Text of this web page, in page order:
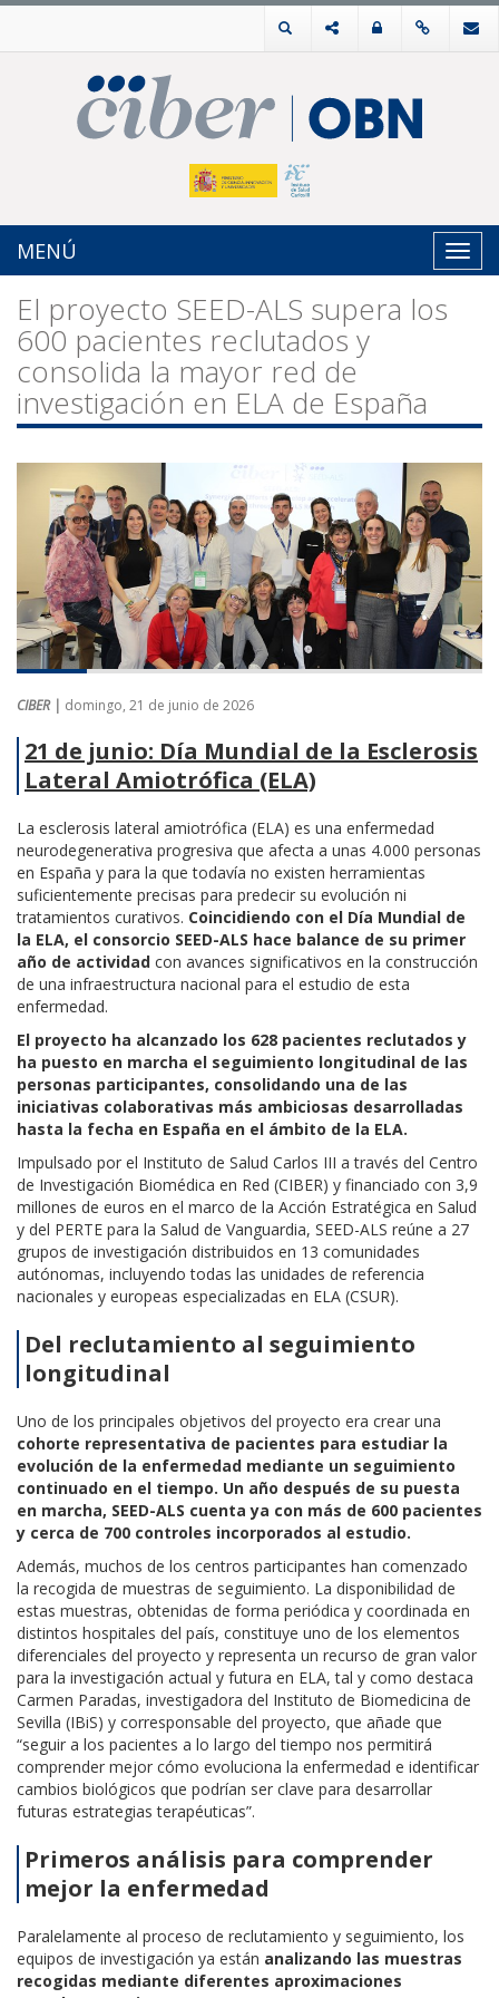
MENÚ
El proyecto SEED-ALS supera los
600 pacientes reclutados y
consolida la mayor red de
investigación en ELA de España
CIBER | domingo, 21 de junio de 2026
21 de junio: Día Mundial de la Esclerosis
Lateral Amiotrófica (ELA)
La esclerosis lateral amiotrófica (ELA) es una enfermedad
neurodegenerativa progresiva que afecta a unas 4.000 personas
en España y para la que todavía no existen herramientas
suficientemente precisas para predecir su evolución ni
tratamientos curativos. Coincidiendo con el Día Mundial de
la ELA, el consorcio SEED-ALS hace balance de su primer
año de actividad con avances significativos en la construcción
de una infraestructura nacional para el estudio de esta
enfermedad.
El proyecto ha alcanzado los 628 pacientes reclutados y
ha puesto en marcha el seguimiento longitudinal de las
personas participantes, consolidando una de las
iniciativas colaborativas más ambiciosas desarrolladas
hasta la fecha en España en el ámbito de la ELA.
Impulsado por el Instituto de Salud Carlos III a través del Centro
de Investigación Biomédica en Red (CIBER) y financiado con 3,9
millones de euros en el marco de la Acción Estratégica en Salud
y del PERTE para la Salud de Vanguardia, SEED-ALS reúne a 27
grupos de investigación distribuidos en 13 comunidades
autónomas, incluyendo todas las unidades de referencia
nacionales y europeas especializadas en ELA (CSUR).
Del reclutamiento al seguimiento
longitudinal
Uno de los principales objetivos del proyecto era crear una
cohorte representativa de pacientes para estudiar la
evolución de la enfermedad mediante un seguimiento
continuado en el tiempo. Un año después de su puesta
en marcha, SEED-ALS cuenta ya con más de 600 pacientes
y cerca de 700 controles incorporados al estudio.
Además, muchos de los centros participantes han comenzado
la recogida de muestras de seguimiento. La disponibilidad de
estas muestras, obtenidas de forma periódica y coordinada en
distintos hospitales del país, constituye uno de los elementos
diferenciales del proyecto y representa un recurso de gran valor
para la investigación actual y futura en ELA, tal y como destaca
Carmen Paradas, investigadora del Instituto de Biomedicina de
Sevilla (IBiS) y corresponsable del proyecto, que añade que
“seguir a los pacientes a lo largo del tiempo nos permitirá
comprender mejor cómo evoluciona la enfermedad e identificar
cambios biológicos que podrían ser clave para desarrollar
futuras estrategias terapéuticas”.
Primeros análisis para comprender
mejor la enfermedad
Paralelamente al proceso de reclutamiento y seguimiento, los
equipos de investigación ya están analizando las muestras
recogidas mediante diferentes aproximaciones